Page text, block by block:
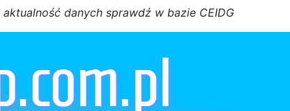
aktualność danych sprawdź w bazie CEIDG